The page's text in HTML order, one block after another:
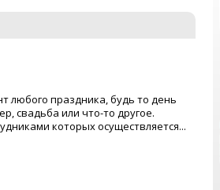
любого праздника, будь то день
свадьба или что-то другое.
которых осуществляется...